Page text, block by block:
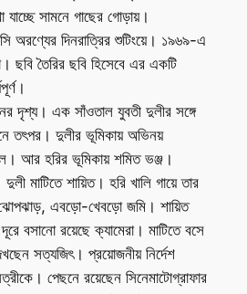
যাচ্ছে সামনে গাছের গোড়ায়।
দিনরাত্রির শুটিংয়ে। ১৯৬৯-এ
ছবি তৈরির ছবি হিসেবে এর একটি
দৃশ্য। এক সাঁওতাল যুবতী দুলীর সঙ্গে
তৎপর। দুলীর ভূমিকায় অভিনয়
আর হরির ভূমিকায় শমিত ভঞ্জ।
মাটিতে শায়িত। হরি খালি গায়ে তার
এবড়ো-খেবড়ো জমি। শায়িত
বসানো রয়েছে ক্যামেরা। মাটিতে বসে
সত্যজিৎ। প্রয়োজনীয় নির্দেশ
পেছনে রয়েছেন সিনেমাটোগ্রাফার